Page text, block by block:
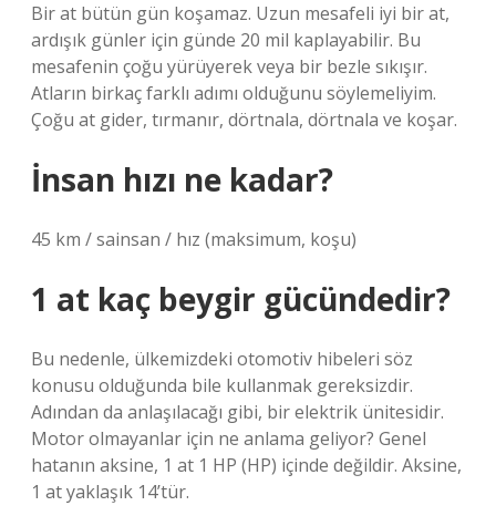
Bir at bütün gün koşamaz. Uzun mesafeli iyi bir at,
ardışık günler için günde 20 mil kaplayabilir. Bu
mesafenin çoğu yürüyerek veya bir bezle sıkışır.
Atların birkaç farklı adımı olduğunu söylemeliyim.
Çoğu at gider, tırmanır, dörtnala, dörtnala ve koşar.
İnsan hızı ne kadar?
45 km / sainsan / hız (maksimum, koşu)
1 at kaç beygir gücündedir?
Bu nedenle, ülkemizdeki otomotiv hibeleri söz
konusu olduğunda bile kullanmak gereksizdir.
Adından da anlaşılacağı gibi, bir elektrik ünitesidir.
Motor olmayanlar için ne anlama geliyor? Genel
hatanın aksine, 1 at 1 HP (HP) içinde değildir. Aksine,
1 at yaklaşık 14’tür.